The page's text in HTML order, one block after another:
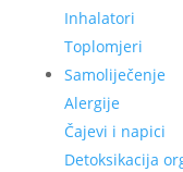
Inhalatori
Toplomjeri
Samoliječenje
Alergije
Čajevi i napici
Detoksikacija